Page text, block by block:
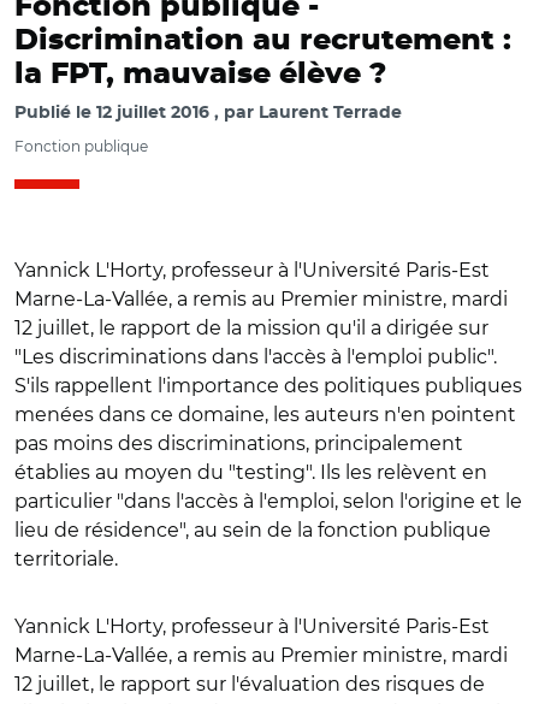
Fonction publique -
Discrimination au recrutement :
la FPT, mauvaise élève ?
Publié le 12 juillet 2016 par Laurent Terrade
Fonction publique
Yannick L'Horty, professeur à l'Université Paris-Est
Marne-La-Vallée, a remis au Premier ministre, mardi
12 juillet, le rapport de la mission qu'il a dirigée sur
"Les discriminations dans l'accès à l'emploi public".
S'ils rappellent l'importance des politiques publiques
menées dans ce domaine, les auteurs n'en pointent
pas moins des discriminations, principalement
établies au moyen du "testing". Ils les relèvent en
particulier "dans l'accès à l'emploi, selon l'origine et le
lieu de résidence", au sein de la fonction publique
territoriale.
Yannick L'Horty, professeur à l'Université Paris-Est
Marne-La-Vallée, a remis au Premier ministre, mardi
12 juillet, le rapport sur l'évaluation des risques de